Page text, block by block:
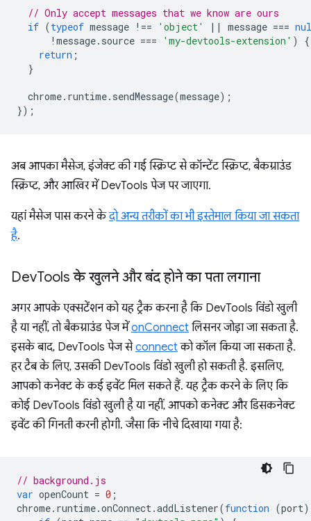
// Only accept messages that we know are ours
if (typeof message !== 'object' || message ===
! message. source === 'my-devtools-extension' )
{
return ;
}
chrome. runtime. sendMessage(message);
});
अब आपका मैसेज, इंजेक्ट की गई स्क्रिप्ट से कॉन्टेंट स्क्रिप्ट, बैकग्राउंड
स्क्रिप्ट, और आखिर में DevTools पेज पर जाएगा.
यहां मैसेज पास करने केदो अन्य तरीकों का भी इस्तेमाल किया जा सकता
है.
DevTools के खुलने और बंद होने का पता लगाना
अगर आपके एक्सटेंशन को यह ट्रैक करना है कि DevTools विंडो खुली
है या नहीं, तो बैकग्राउंड पेज मेंonConnect लिसनर जोड़ा जा सकता है.
इसके बाद, DevTools पेज सेconnectको कॉल किया जा सकता है.
हर टैब के लिए, उसकी DevTools विंडो खुली हो सकती है. इसलिए,
आपको कनेक्ट के कई इवेंट मिल सकते हैं. यह ट्रैक करने के लिए कि
कोई DevTools विंडो खुली है या नहीं, आपको कनेक्ट और डिसकनेक्ट
इवेंट की गिनती करनी होगी. जैसा कि नीचे दिखाया गया है:
// background.js
var openCount = 0 ;
chrome. runtime.onConnect.addListener(function (port)